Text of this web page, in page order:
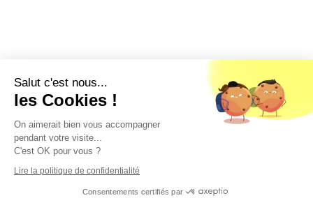
Salut c'est nous...
les Cookies !
On aimerait bien vous accompagner
pendant votre visite...
C'est OK pour vous ?
Lire la politique de confidentialité
Consentements certifiés par